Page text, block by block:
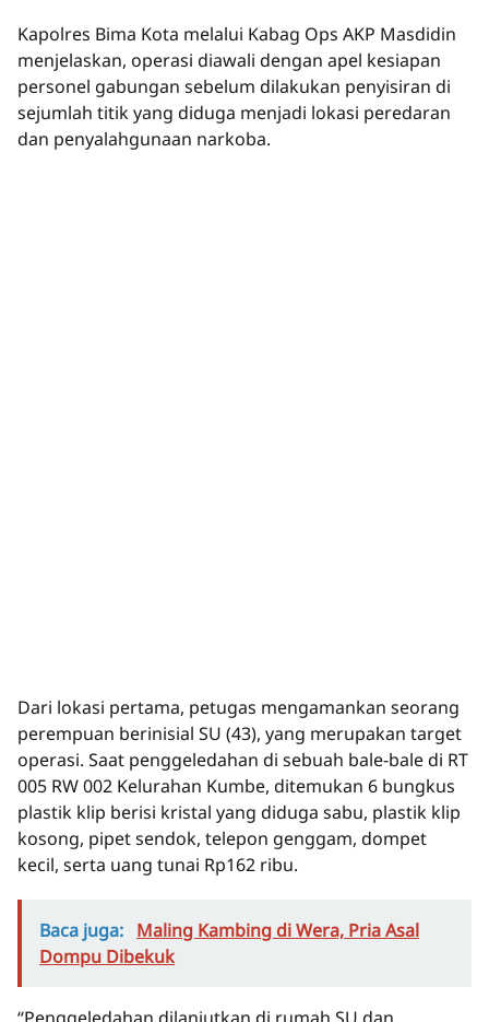
Kapolres Bima Kota melalui Kabag Ops AKP Masdidin
menjelaskan, operasi diawali dengan apel kesiapan
personel gabungan sebelum dilakukan penyisiran di
sejumlah titik yang diduga menjadi lokasi peredaran
dan penyalahgunaan narkoba.
Dari lokasi pertama, petugas mengamankan seorang
perempuan berinisial SU (43), yang merupakan target
operasi. Saat penggeledahan di sebuah bale-bale di RT
005 RW 002 Kelurahan Kumbe, ditemukan 6 bungkus
plastik klip berisi kristal yang diduga sabu, plastik klip
kosong, pipet sendok, telepon genggam, dompet
kecil, serta uang tunai Rp162 ribu.
Baca juga: Maling Kambing di Wera, Pria Asal
Dompu Dibekuk